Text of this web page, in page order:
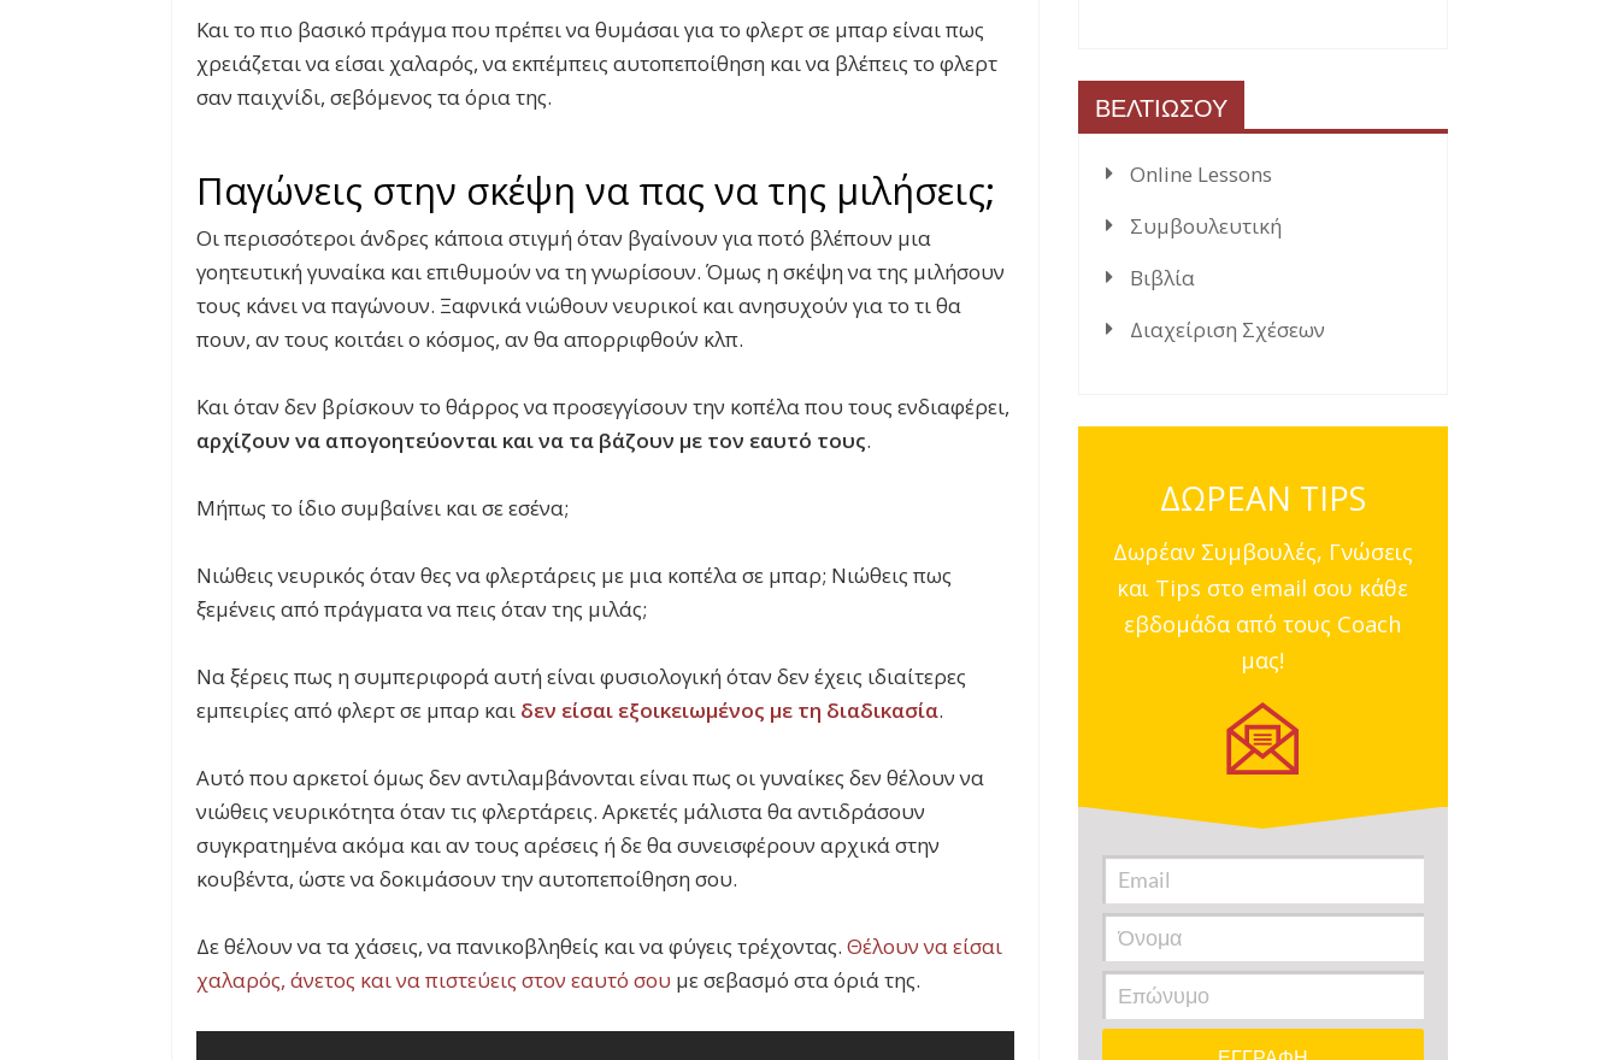
Και το πιο βασικό πράγμα που πρέπει να θυμάσαι για το φλερτ σε μπαρ είναι πως
χρειάζεται να είσαι χαλαρός, να εκπέμπεις αυτοπεποίθηση και να βλέπεις το φλερτ
σαν παιχνίδι, σεβόμενος τα όρια της.
Παγώνεις στην σκέψη να πας να της μιλήσεις;
Οι περισσότεροι άνδρες κάποια στιγμή όταν βγαίνουν για ποτό βλέπουν μια
γοητευτική γυναίκα και επιθυμούν να τη γνωρίσουν. Όμως η σκέψη να της μιλήσουν
τους κάνει να παγώνουν. Ξαφνικά νιώθουν νευρικοί και ανησυχούν για το τι θα
πουν, αν τους κοιτάει ο κόσμος, αν θα απορριφθούν κλπ.
Και όταν δεν βρίσκουν το θάρρος να προσεγγίσουν την κοπέλα που τους ενδιαφέρει,
αρχίζουν να απογοητεύονται και να τα βάζουν με τον εαυτό τους.
Μήπως το ίδιο συμβαίνει και σε εσένα;
Νιώθεις νευρικός όταν θες να φλερτάρεις με μια κοπέλα σε μπαρ; Νιώθεις πως
ξεμένεις από πράγματα να πεις όταν της μιλάς;
Να ξέρεις πως η συμπεριφορά αυτή είναι φυσιολογική όταν δεν έχεις ιδιαίτερες
εμπειρίες από φλερτ σε μπαρ και δεν είσαι εξοικειωμένος με τη διαδικασία.
Αυτό που αρκετοί όμως δεν αντιλαμβάνονται είναι πως οι γυναίκες δεν θέλουν να
νιώθεις νευρικότητα όταν τις φλερτάρεις. Αρκετές μάλιστα θα αντιδράσουν
συγκρατημένα ακόμα και αν τους αρέσεις ή δε θα συνεισφέρουν αρχικά στην
κουβέντα, ώστε να δοκιμάσουν την αυτοπεποίθηση σου.
Δε θέλουν να τα χάσεις, να πανικοβληθείς και να φύγεις τρέχοντας. Θέλουν να είσαι
χαλαρός, άνετος και να πιστεύεις στον εαυτό σου με σεβασμό στα όριά της.
ΒΕΛΤΙΩΣΟΥ
Online Lessons
Συμβουλευτική
Βιβλία
Διαχείριση Σχέσεων
ΔΩΡΕΑΝ TIPS
Δωρέαν Συμβουλές, Γνώσεις
και Tips στο email σου κάθε
εβδομάδα από τους Coach
μας!